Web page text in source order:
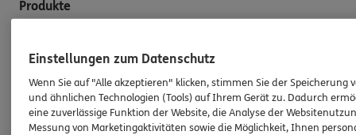
Produkte
Krankenversicherung
Versicherungen für den privaten Bedarf
Einstellungen zum Datenschutz
Wenn Sie auf "Alle akzeptieren" klicken, stimmen Sie der Speicherung
und ähnlichen Technologien (Tools) auf Ihrem Gerät zu. Dadurch
eine zuverlässige Funktion der Website, die Analyse der
Messung von Marketingaktivitäten sowie die Möglichkeit, Ihnen